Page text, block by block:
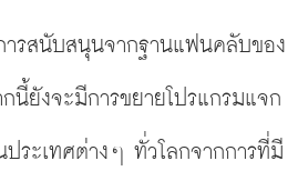
ารสนับสนุนจากฐานแฟนคลับของ
นี้ยังจะมีการขยายโปรแกรมแจก
ประเทศต่างๆ ทั่วโลกจากการที่มี